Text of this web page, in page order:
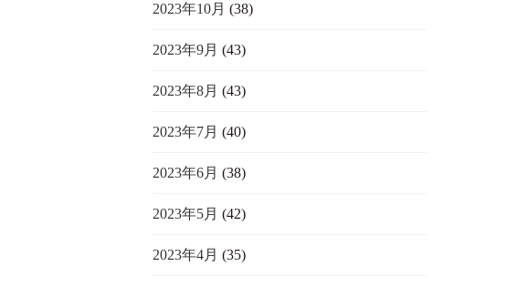
2023年10月 (38)
2023年9月 (43)
2023年8月 (43)
2023年7月 (40)
2023年6月 (38)
2023年5月 (42)
2023年4月 (35)